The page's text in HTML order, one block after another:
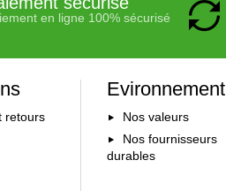
en ligne 100% sécurisé
retours
Evironnement
Nos valeurs
Nos fournisseurs
durables